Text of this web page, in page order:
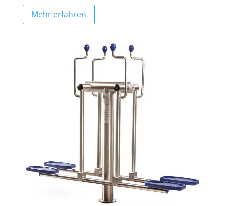
Mehr erfahren